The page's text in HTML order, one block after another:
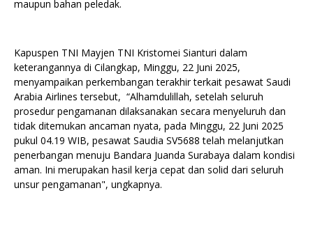
maupun bahan peledak.
Kapuspen TNI Mayjen TNI Kristomei Sianturi dalam
keterangannya di Cilangkap, Minggu, 22 Juni 2025,
menyampaikan perkembangan terakhir terkait pesawat Saudi
Arabia Airlines tersebut, “Alhamdulillah, setelah seluruh
prosedur pengamanan dilaksanakan secara menyeluruh dan
tidak ditemukan ancaman nyata, pada Minggu, 22 Juni 2025
pukul 04.19 WIB, pesawat Saudia SV5688 telah melanjutkan
penerbangan menuju Bandara Juanda Surabaya dalam kondisi
aman. Ini merupakan hasil kerja cepat dan solid dari seluruh
unsur pengamanan", ungkapnya.